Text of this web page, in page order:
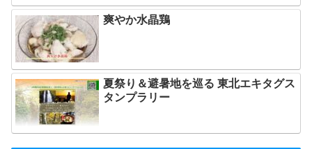
爽やか水晶鶏
夏祭り＆避暑地を巡る 東北エキタグス
タンプラリー